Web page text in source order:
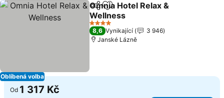
Oblíbená volba
SdíletPřidat na seznam oblíbených
Omnia Hotel Relax &
Wellness
4 Počet hvězdiček
8,6 Vynikající
3 946
Janské Lázně
Od 1 317 Kč